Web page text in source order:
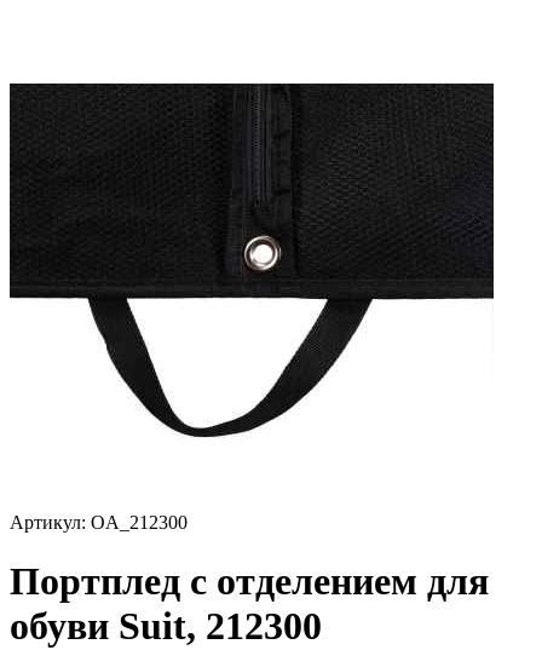
Артикул: OA_212300
Портплед с отделением для
обуви Suit, 212300